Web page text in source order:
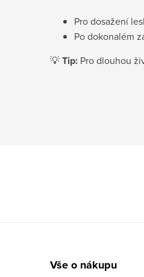
Pro dosažení
Po dokonalém
💡Tip: Pro dlouhou
Vše o nákupu